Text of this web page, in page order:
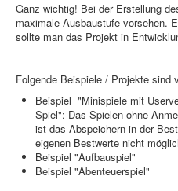
CMS
JavaScript
Sicherheit
Home
PovRay
Ganz wichtig! Bei der Erstellung
maximale Ausbaustufe vorsehen.
sollte man das Projekt in
Folgende Beispiele / Projekte sind
Beispiel "Minispiele mit
Spiel": Das Spielen ohne
ist das Abspeichern in der
eigenen Bestwerte nicht
Beispiel "Aufbauspiel"
Beispiel "Abenteuerspiel"